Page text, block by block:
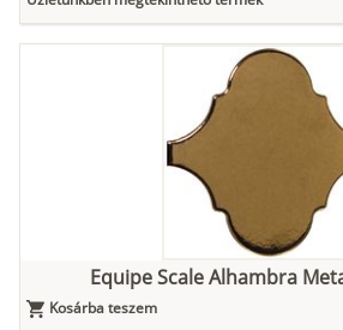
Equipe Scale Alhambra
Kosárba teszem